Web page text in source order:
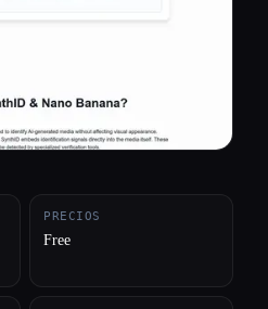
PRECIOS
Free